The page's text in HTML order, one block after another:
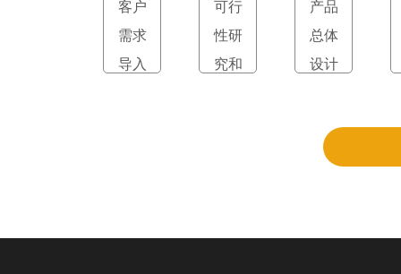
客户
需求
导入
可行
性研
究和
产品
总体
设计